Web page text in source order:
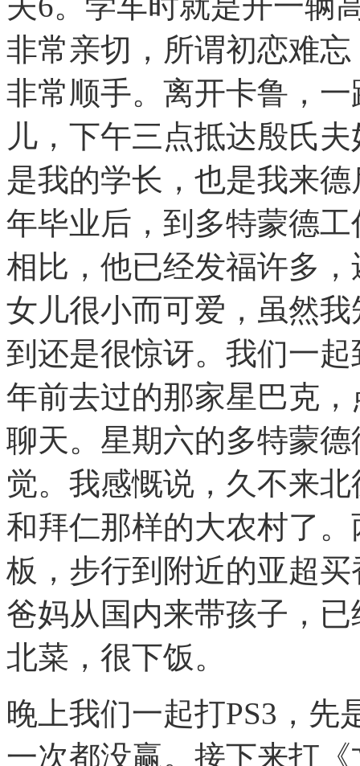
非常亲切，所谓初恋难
非常顺手。离开卡鲁，
儿，下午三点抵达殷氏
是我的学长，也是我来
年毕业后，到多特蒙德
相比，他已经发福许多
女儿很小而可爱，虽然
到还是很惊讶。我们一
年前去过的那家星巴克
聊天。星期六的多特蒙
觉。我感慨说，久不来
和拜仁那样的大农村了
板，步行到附近的亚超
爸妈从国内来带孩子，
北菜，很下饭。
晚上我们一起打PS3，先
一次都没赢。接下来打